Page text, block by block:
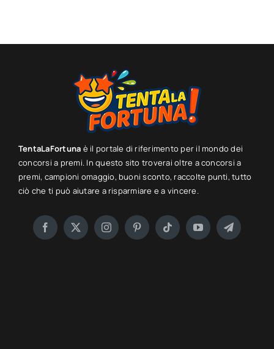
TentaLaFortuna è il portale di riferimento per il mondo dei
concorsi a premi. In questo sito troverai oltre a concorsi a
premi, campioni omaggio, buoni sconto, raccolte punti, tutto
ciò che ti può aiutare a risparmiare e a vincere.